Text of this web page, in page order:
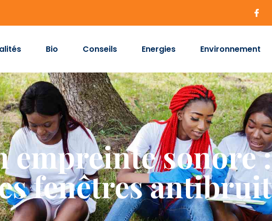
Bio Conseils Energies Environnement
empreinte sonore :
fenêtres antibruit